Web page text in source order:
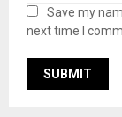
Save my
next time I